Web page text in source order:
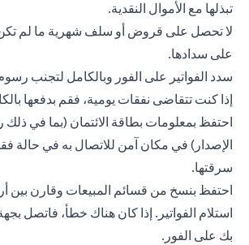
تبذلها مع الأموال النقدية.
لا تحصل على قروض أو سلف شهرية ما لم
على سدادها.
سدد الفواتير على الفور وبالكامل لتجنب رسوم
إذا كنت تتقاضى نفقات يومية، فقم بدفعها
احتفظ بمعلومات بطاقة الائتمان (بما في ذلك
الإصدار) في مكان آمن للاتصال به في حالة
سرقتها.
احتفظ بنسخ من قسائم المبيعات وقارن بين
استلام الفواتير. إذا كان هناك خطأ، فاتصل
بك على الفور.